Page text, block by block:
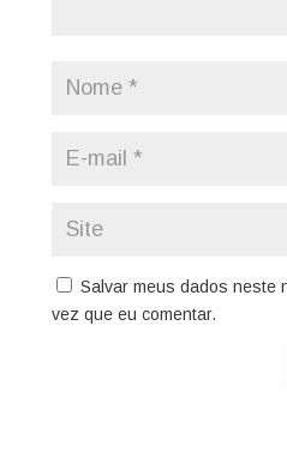
Salvar meus dados neste
vez que eu comentar.